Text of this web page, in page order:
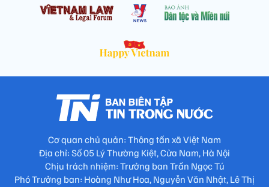
Cơ quan chủ quản: Thông tấn xã Việt Nam
Địa chỉ: Số 05 Lý Thường Kiệt, Cửa Nam, Hà Nội
Chịu trách nhiệm: Trưởng ban Trần Ngọc Tú
Phó Trưởng ban: Hoàng Như Hoa, Nguyễn Văn Nhật, Lê Thị